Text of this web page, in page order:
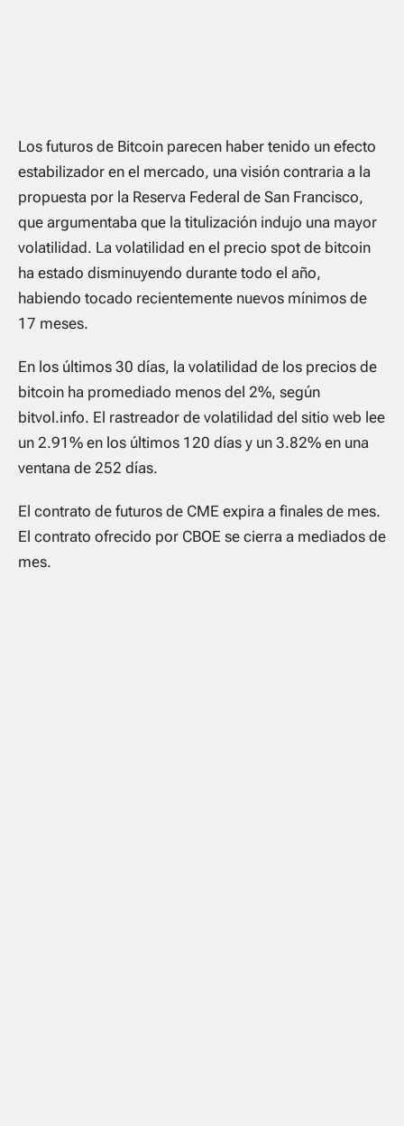
Los futuros de Bitcoin parecen haber tenido un efecto
estabilizador en el mercado, una visión contraria a la
propuesta por la Reserva Federal de San Francisco,
que argumentaba que la titulización indujo una mayor
volatilidad. La volatilidad en el precio spot de bitcoin
ha estado disminuyendo durante todo el año,
habiendo tocado recientemente nuevos mínimos de
17 meses.
En los últimos 30 días, la volatilidad de los precios de
bitcoin ha promediado menos del 2%, según
bitvol.info. El rastreador de volatilidad del sitio web lee
un 2.91% en los últimos 120 días y un 3.82% en una
ventana de 252 días.
El contrato de futuros de CME expira a finales de mes.
El contrato ofrecido por CBOE se cierra a mediados de
mes.